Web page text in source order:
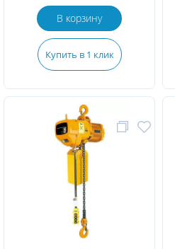
В корзину
Купить в 1 клик